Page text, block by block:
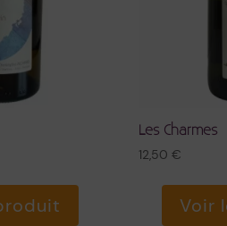
Les Charmes
12,50€
Voir